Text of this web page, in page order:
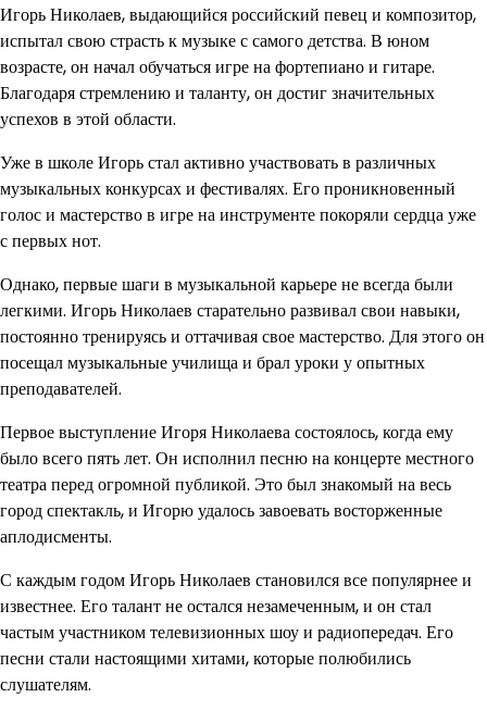
Игорь Николаев, выдающийся российский певец и композитор,
испытал свою страсть к музыке с самого детства. В юном
возрасте, он начал обучаться игре на фортепиано и гитаре.
Благодаря стремлению и таланту, он достиг значительных
успехов в этой области.
Уже в школе Игорь стал активно участвовать в различных
музыкальных конкурсах и фестивалях. Его проникновенный
голос и мастерство в игре на инструменте покоряли сердца уже
с первых нот.
Однако, первые шаги в музыкальной карьере не всегда были
легкими. Игорь Николаев старательно развивал свои навыки,
постоянно тренируясь и оттачивая свое мастерство. Для этого он
посещал музыкальные училища и брал уроки у опытных
преподавателей.
Первое выступление Игоря Николаева состоялось, когда ему
было всего пять лет. Он исполнил песню на концерте местного
театра перед огромной публикой. Это был знакомый на весь
город спектакль, и Игорю удалось завоевать восторженные
аплодисменты.
С каждым годом Игорь Николаев становился все популярнее и
известнее. Его талант не остался незамеченным, и он стал
частым участником телевизионных шоу и радиопередач. Его
песни стали настоящими хитами, которые полюбились
слушателям.